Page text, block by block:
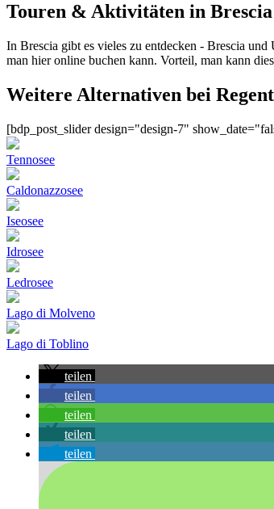
Touren & Aktivitäten in Brescia
In Brescia gibt es vieles zu entdecken - Brescia
man hier online buchen kann. Vorteil, man kann
Weitere Alternativen bei
[bdp_post_slider design="design-7"
Tennosee
Caldonazzosee
Iseosee
Idrosee
Ledrosee
Lago di Molveno
Lago di Toblino
teilen
teilen
teilen
teilen
teilen